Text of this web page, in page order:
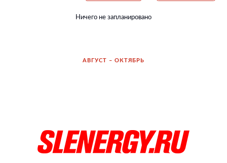
Ничего не запланировано
АВГУСТ – ОКТЯБРЬ